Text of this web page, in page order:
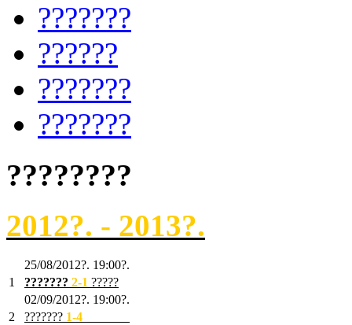
???????
??????
???????
???????
????????
2012?. - 2013?.
25/08/2012?. 19:00?.
1
??????? 2-1 ?????
02/09/2012?. 19:00?.
2
??????? 1-4